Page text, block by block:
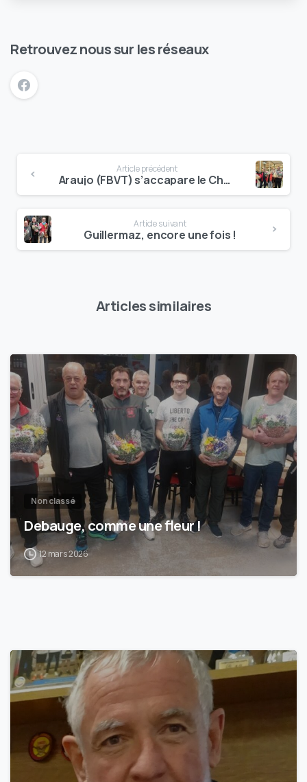
Retrouvez nous sur les réseaux
Article précédent
Araujo (FBVT) s’accapare le Challenge ROBIN
Article suivant
Guillermaz, encore une fois !
Articles similaires
1
Non classé
Debauge, comme une fleur !
12 mars 2026
0